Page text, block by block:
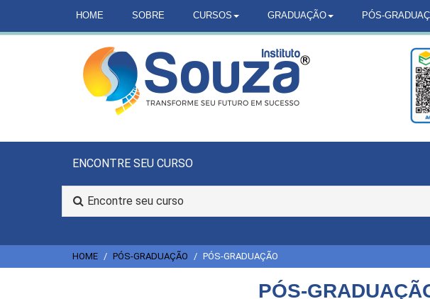
HOME SOBRE CURSOS GRADUAÇÃO PÓS-
ENCONTRE SEU CURSO
Encontre seu curso
HOME PÓS-GRADUAÇÃO PÓS-GRADUAÇÃO
PÓS-